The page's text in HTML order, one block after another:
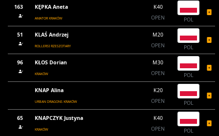
163 KĘPKA Aneta
AMATOR KRAKÓW
K40
OPEN
POL
51 KLAŚ Andrzej
ROLLERSI RZESZOTARY
M20
OPEN
POL
96 KŁOS Dorian
KRAKÓW
M30
OPEN
POL
KNAP Alina
URBAN DRAGONS KRAKÓW
K20
OPEN
POL
65 KNAPCZYK Justyna
KRAKÓW
K40
OPEN
POL